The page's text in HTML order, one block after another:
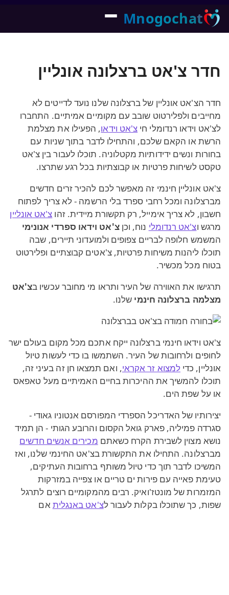
Mnogochat
חדר צ'אט ברצלונה אונליין
חדר הצ'אט אונליין של ברצלונה שלנו נועד לדייטים לא
מחייבים ולפלירטוט שובב עם מקומיים אמיתיים. התחברו
לצ'אט וידאו רנדומלי חי צ'אט וידאו, הפעילו את מצלמת
הרשת או הקאם שלכם, והתחילו לדבר בתוך שניות עם
בחורות ונשים ידידותיות מקטלוניה. תוכלו לעבור בין צ'אט
טקסט לשיחות פרטיות או קבוצתיות בכל רגע שתרצו.
צ'אט אונליין חינמי זה מאפשר לכם להכיר זרים חדשים
מברצלונה ומכל רחבי ספרד בלי הרשמה - לא צריך לפתוח
חשבון, לא צריך אימייל, רק תקשורת מיידית. זהו צ'אט אונליין
מרגש וצ'אט רנדומלי נוח, וכןצ'אט וידאו ספרדי אנונימי
המשמש חלופה לבריים צפופים ולמועדוני תיירים, שבה
תוכלו ליהנות משיחות פרטיות, צ'אטים קבוצתיים ופלירטוט
בטוח מכל מכשיר.
תרגישו את האווירה של העיר ותראו מי מחובר עכשיו בצ'אט
מצלמה ברצלונה חינמי שלנו.
צ'אט וידאו חינמי ברצלונה ייקח אתכם מכל מקום בעולם ישר
לחופים ולרחובות של העיר. השתמשו בו כדי לעשות טיול
אונליין, כדילמצוא זר אקראי, ואם תמצאו חן זה בעיני זה,
תוכלו להמשיך את ההיכרות בחיים האמיתיים מעל טאפאס
או על שפת הים.
יצירותיו של האדריכל הספרדי המפורסם אנטוניו גאודי -
סגרדה פמיליה, פארק גואל הקסום והרובע הגותי - הן תמיד
נושא מצוין לשבירת הקרח כשאתם מכירים אנשים חדשים
מברצלונה. התחילו את התקשורת בצ'אט החינמי שלנו, ואז
המשיכו לדבר תוך כדי טיול משותף ברחובות העתיקים,
טעימת פאייה עם פירות ים טריים או צפייה במזרקות
המזמרות של מונטז'ואיק. רבים מהמקומיים רוצים לתרגל
שפות, כך שתוכלו בקלות לעבור לצ'אט באנגליתאם